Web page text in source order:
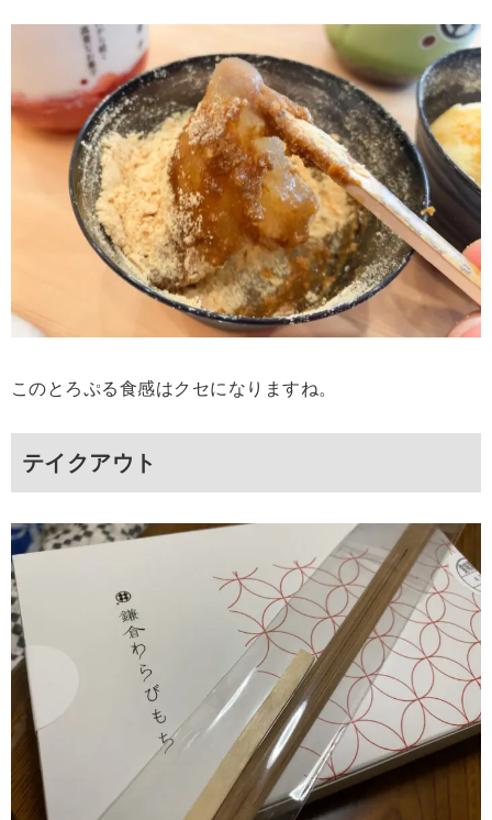
このとろぷる食感はクセになりますね。
テイクアウト